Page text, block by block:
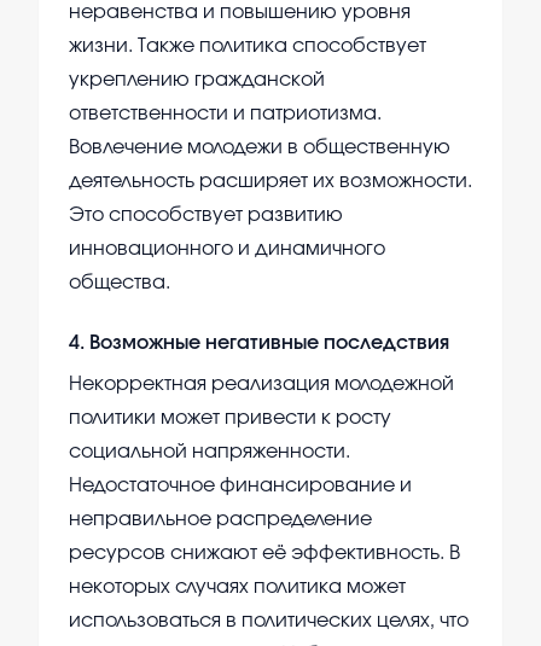
неравенства и повышению уровня
жизни. Также политика способствует
укреплению гражданской
ответственности и патриотизма.
Вовлечение молодежи в общественную
деятельность расширяет их возможности.
Это способствует развитию
инновационного и динамичного
общества.
4. Возможные негативные последствия
Некорректная реализация молодежной
политики может привести к росту
социальной напряженности.
Недостаточное финансирование и
неправильное распределение
ресурсов снижают её эффективность. В
некоторых случаях политика может
использоваться в политических целях, что